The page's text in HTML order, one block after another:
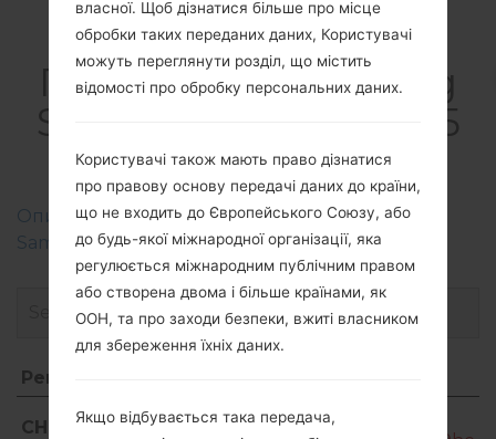
ПрошивкиSamsung
SM-G5528Galaxy On5
2016 4G+
Описання регіонів прошивок телефонів
Samsung
Регіон
Регіон
Назва файлу
CHM
SM-
власної. Щоб дізнатися більше про місце
обробки таких переданих даних, Користувачі
можуть переглянути розділ, що містить
відомості про обробку персональних даних.
Користувачі також мають право дізнатися
про правову основу передачі даних до країни,
що не входить до Європейського Союзу, або
до будь-якої міжнародної організації, яка
регулюється міжнародним публічним правом
або створена двома і більше країнами, як
ООН, та про заходи безпеки, вжиті власником
для збереження їхніх даних.
Якщо відбувається така передача,